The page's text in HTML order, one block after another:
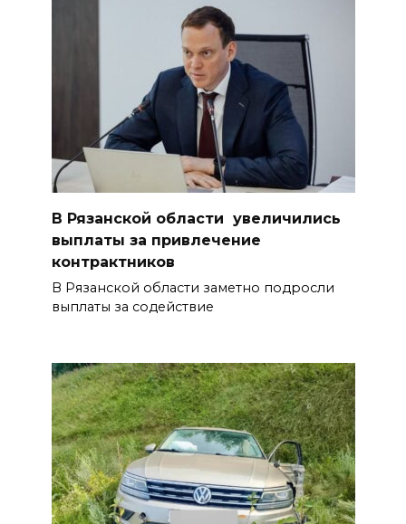
В Рязанской области увеличились
выплаты за привлечение
контрактников
В Рязанской области заметно подросли
выплаты за содействие